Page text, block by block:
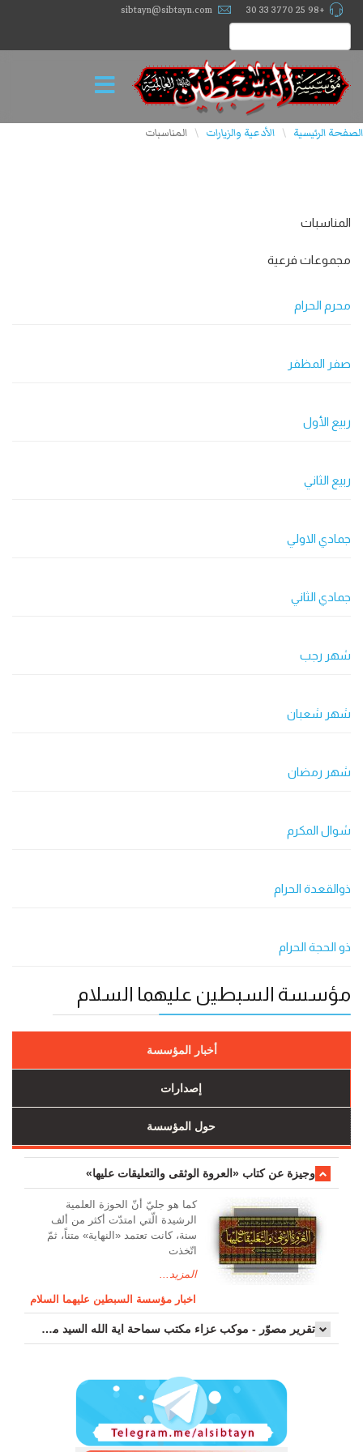
+98 25 3770 33 30
sibtayn@sibtayn.com
الصفحة الرئيسية \ الأدعية والزيارات \ المناسبات
المناسبات
مجموعات فرعية
محرم الحرام
صفر المظفر
ربيع الأول
ربيع الثاني
جمادي الاولي
جمادي الثاني
شهر رجب
شهر شعبان
شهر رمضان
شوال المكرم
ذوالقعدة الحرام
ذو الحجة الحرام
مؤسسة السبطين عليهما السلام
أخبار المؤسسة
إصدارات
حول المؤسسة
وجیزة عن کتاب «العروة الوثقی والتعلیقات علیها»
کما هو جليّ أنّ الحوزة العلمیة
الرشیدة الّتي امتدّت أكثر من ألف
سنة، كانت تعتمد «النهاية» متناً، ثمّ
اتّخذت
المزيد...
اخبار مؤسسة السبطين عليهما السلام
تقرير مصوّر - موكب عزاء مکتب سماحة اية الله السيد مرتضى الموسوي الاصفهاني في يوم إستشهاد السيدة فاطم...